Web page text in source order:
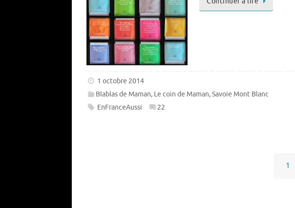
1 octobre 2014
Blablas de Maman, Le coin de Maman,Savoie Mont Blanc
EnFranceAussi
22
1